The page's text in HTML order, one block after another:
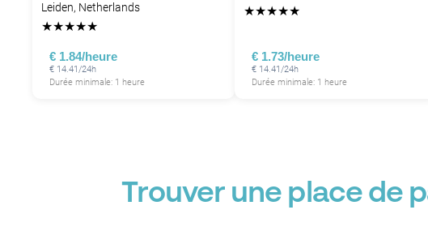
Leiden, Netherlands
★★★★★
€ 1.84/heure
€ 14.41/24h
Durée minimale: 1 heure
★★★★★
€ 1.73/heure
€ 14.41/24h
Durée minimale: 1 heure
Trouver une place de